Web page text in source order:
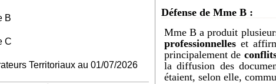
B
C
Territoriaux au 01/07/2026
Défense de Mme B :
Mme B a produit
professionnelles et
principalement de
la diffusion des
étaient, selon elle,